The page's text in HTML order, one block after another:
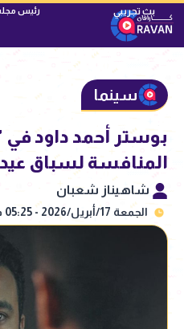
رئيس
سينما
بوستر أحمد داود
المنافسة لسباق
شاهيناز شعبان
الجمعة 17/أبريل/2026 - 05:25 م